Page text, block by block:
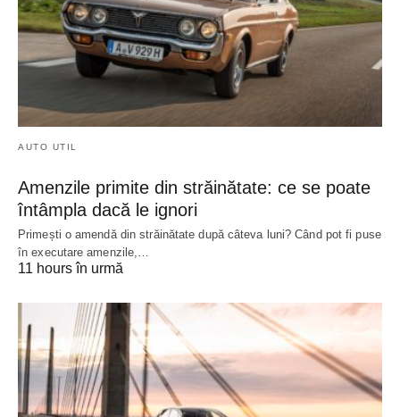
AUTO UTIL
Amenzile primite din străinătate: ce se poate
întâmpla dacă le ignori
Primești o amendă din străinătate după câteva luni? Când pot fi puse
în executare amenzile,…
11 hours în urmă